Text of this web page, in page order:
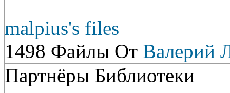
malpius's files
1498 Файлы От Валерий
Партнёры Библиотеки